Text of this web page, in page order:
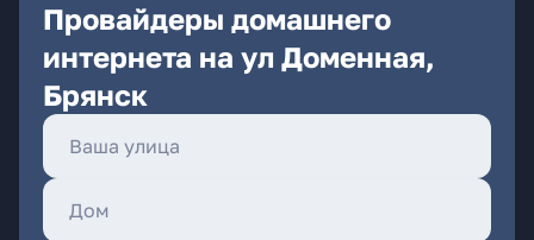
Провайдеры домашнего
интернета на ул Доменная,
Брянск